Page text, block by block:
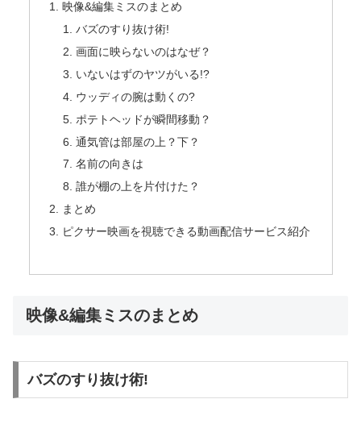
映像&編集ミスのまとめ
バズのすり抜け術!
画面に映らないのはなぜ？
いないはずのヤツがいる!?
ウッディの腕は動くの?
ポテトヘッドが瞬間移動？
通気管は部屋の上？下？
名前の向きは
誰が棚の上を片付けた？
まとめ
ピクサー映画を視聴できる動画配信サービス紹介
映像&編集ミスのまとめ
バズのすり抜け術!